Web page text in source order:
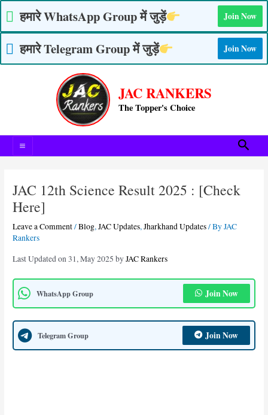
हमारे WhatsApp Group में जुड़ें Join Now
हमारे Telegram Group में जुड़ें Join Now
content
JAC RANKERS
The Topper's Choice
JAC 12th Science Result 2025 : [Check
Here]
Leave a Comment/Blog,JAC Updates,Jharkhand Updates/ ByJAC
Rankers
Last Updated on 31, May 2025 byJAC Rankers
WhatsApp Group Join Now
Telegram Group Join Now